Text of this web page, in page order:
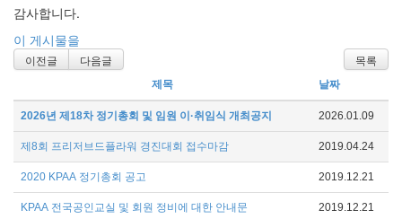
감사합니다.
이 게시물을
이전글 다음글 목록
제목 날짜
2026년 제18차 정기총회 및 임원 이·취임식 개최공지 2026.01.09
제8회 프리저브드플라워 경진대회 접수마감 2019.04.24
2020 KPAA 정기총회 공고 2019.12.21
KPAA 전국공인교실 및 회원 정비에 대한 안내문 2019.12.21